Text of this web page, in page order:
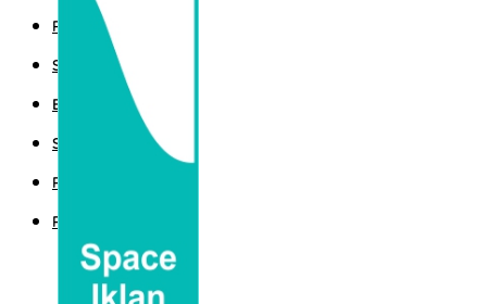
POLITIK
SPORT
EKBIS
SAINTEK
PEMERINTAHAN
PARLEMEN